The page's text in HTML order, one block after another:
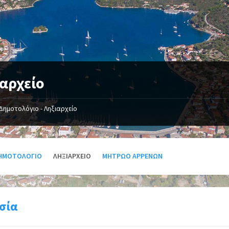
- Ληξιαρχείο
ΛΗΞΙΑΡΧΕΊΟ ΜΗΤΡΏΟ ΑΡΡΈΝΩΝ